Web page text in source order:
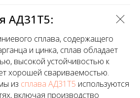
АД31Т5:
сплава, содержащего
и цинка, сплав обладает
высокой устойчивостью к
хорошей свариваемостью.
из сплава АД31Т5 используются
включая производство